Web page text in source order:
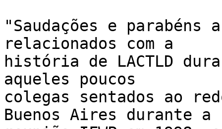
"Saudações e
relacionados com a
história de LACTLD
aqueles poucos
colegas sentados ao
Buenos Aires durante a